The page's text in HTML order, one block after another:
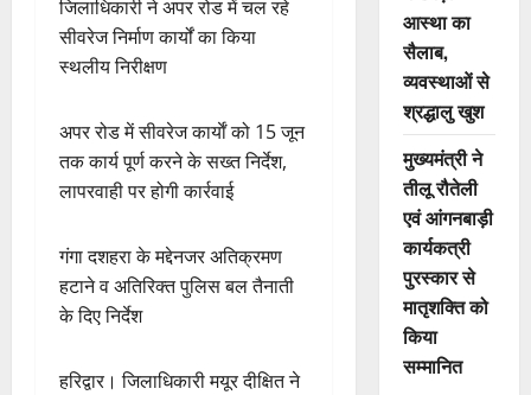
जिलाधिकारी ने अपर रोड में चल रहे
सीवरेज निर्माण कार्यों का किया
स्थलीय निरीक्षण
अपर रोड में सीवरेज कार्याें को 15 जून
तक कार्य पूर्ण करने के सख्त निर्देश,
लापरवाही पर होगी कार्रवाई
गंगा दशहरा के मद्देनजर अतिक्रमण
हटाने व अतिरिक्त पुलिस बल तैनाती
के दिए निर्देश
हरिद्वार। जिलाधिकारी मयूर दीक्षित ने
आस्था का
सैलाब,
व्यवस्थाओं से
श्रद्धालु खुश
मुख्यमंत्री ने
तीलू रौतेली
एवं आंगनबाड़ी
कार्यकत्री
पुरस्कार से
मातृशक्ति को
किया
सम्मानित